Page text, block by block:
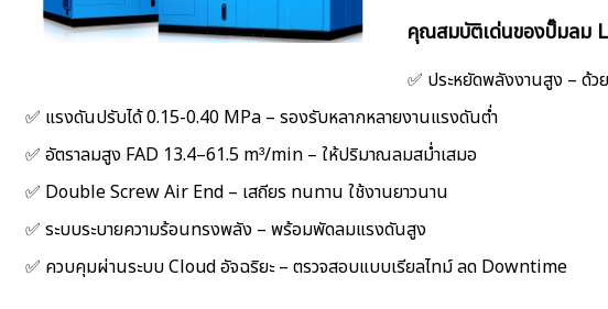
คุณสมบัติเด่นของปั๊มลม
✅ ประหยัดพลังงานสูง –
✅ แรงดันปรับได้ 0.15-0.40 MPa – รองรับหลากหลายงานแรงดันต่ำ
✅ อัตราลมสูง FAD 13.4–61.5 m³/min – ให้ปริมาณลมสม่ำเสมอ
✅ Double Screw Air End – เสถียร ทนทาน ใช้งานยาวนาน
✅ ระบบระบายความร้อนทรงพลัง – พร้อมพัดลมแรงดันสูง
✅ ควบคุมผ่านระบบ Cloud อัจฉริยะ – ตรวจสอบแบบเรียลไทม์ ลด Downtime